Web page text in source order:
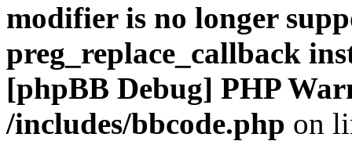
modifier is no longer
preg_replace_callback
[phpBB Debug] PHP
/includes/bbcode.php on